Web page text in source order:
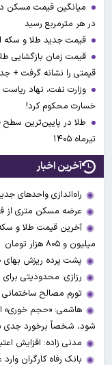
در هر مترمربع رسید
قیمت جدید طلا و سکه امروز ۲۶ تیرماه
قیمتی را نشانه گرفت +
خسارت محکوم کرد!
تیرماه ۱۴۰۵
آخرین اخبار
راه‌اندازی واحدهای
عرضه مسکن متری از
میلیون و ۸۰۵ هزار تومان
پشت پرده ریزش بهای
رزازی: محدودیتی
تورم مصالح ساختمانی تهران از ۱۰۰
هاشمی: «حجم خوری»
شود، شخصاً برخورد جدی
مدنی زاده: افزایش
بانک رفاه کارگران